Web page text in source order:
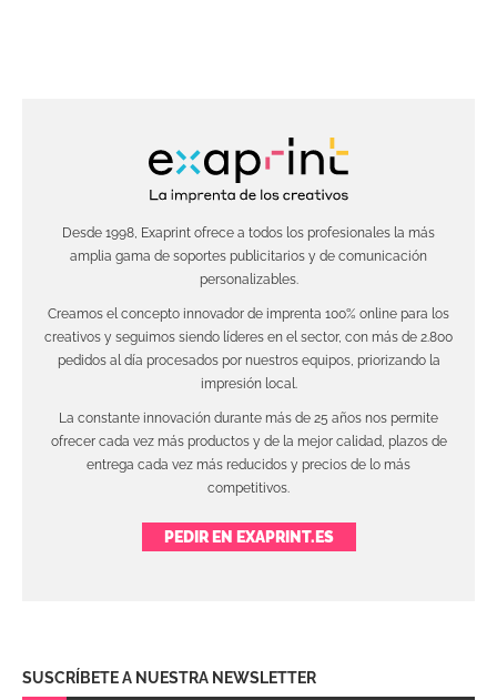
Desde 1998, Exaprint ofrece a todos los profesionales la más
amplia gama de soportes publicitarios y de comunicación
personalizables.
Creamos el concepto innovador de imprenta 100% online para los
creativos y seguimos siendo líderes en el sector, con más de 2.800
pedidos al día procesados por nuestros equipos, priorizando la
impresión local.
La constante innovación durante más de 25 años nos permite
ofrecer cada vez más productos y de la mejor calidad, plazos de
entrega cada vez más reducidos y precios de lo más
competitivos.
PEDIR EN EXAPRINT.ES
SUSCRÍBETE A NUESTRA NEWSLETTER